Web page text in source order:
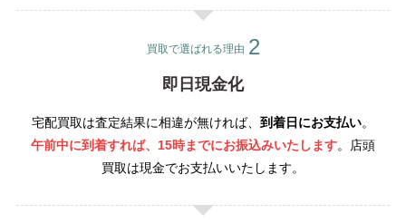
買取で選ばれる理由
即日現金化
宅配買取は査定結果に相違が無ければ、 到着日にお支払い。
午前中に到着すれば、15時までにお振込みいたします。店頭
買取は現金でお支払いいたします。